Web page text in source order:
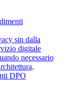
sin dalla
digitale
necessario
DPO